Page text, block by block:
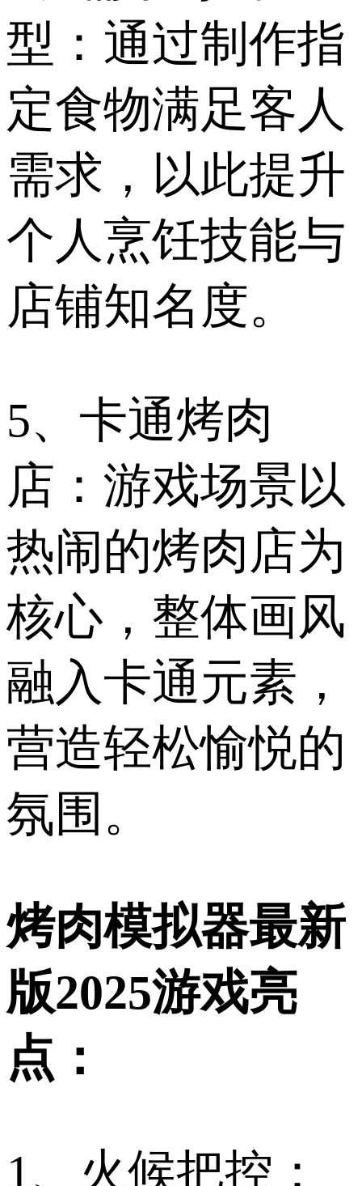
型：通过制作指
定食物满足客人
需求，以此提升
个人烹饪技能与
店铺知名度。
5、卡通烤肉
店：游戏场景以
热闹的烤肉店为
核心，整体画风
融入卡通元素，
营造轻松愉悦的
氛围。
烤肉模拟器最新
版2025游戏亮
点：
1、火候把控：